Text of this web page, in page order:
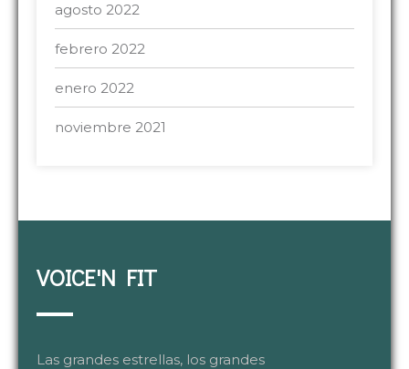
agosto 2022
febrero 2022
enero 2022
noviembre 2021
VOICE'N FIT
Las grandes estrellas, los grandes